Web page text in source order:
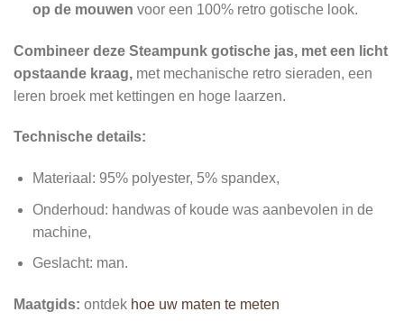
op de mouwen voor een 100% retro gotische look.
Combineer deze Steampunk gotische jas, met een licht
opstaande kraag, met mechanische retro sieraden, een
leren broek met kettingen en hoge laarzen.
Technische details:
Materiaal: 95% polyester, 5% spandex,
Onderhoud: handwas of koude was aanbevolen in de
machine,
Geslacht: man.
Maatgids: ontdek hoe uw maten te meten